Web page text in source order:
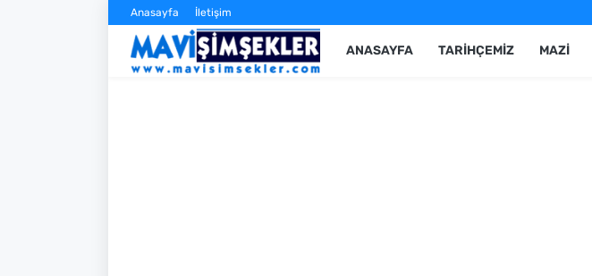
Anasayfa İletişim
ANASAYFA TARIHÇEMIZ MAZI